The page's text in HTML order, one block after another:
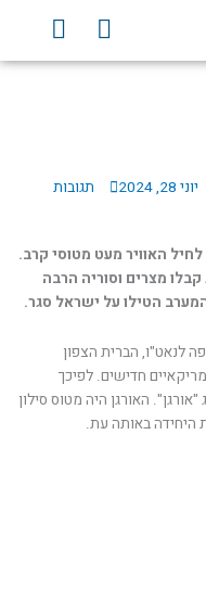
F
a
c
o
k
Y
o
u
e יוני 28, 2024 תגובות
היו לחיל האוויר מעט מטוסי קרב.
באותה עת קבלו מצרים וסוריה הרבה
הטילו על ישראל סגר.
לנאט"ו, הברית הצפון
חדישים. לפיכך
האורגן היה מטוס סילון
היחידה באותה עת.